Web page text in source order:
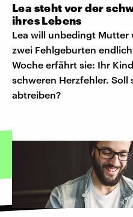
Lea steht vor der
ihres Lebens
Lea will unbedingt Mutter
zwei Fehlgeburten
Woche erfährt sie: Ihr
schweren Herzfehler. Soll
abtreiben?